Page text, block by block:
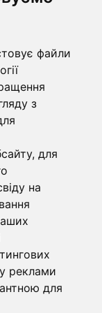
файли
з
, для
на
реклами
для